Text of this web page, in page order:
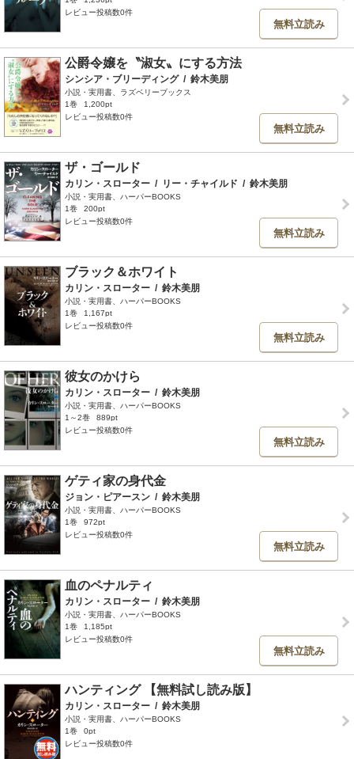
レビュー投稿数0件
無料立読み
公爵令嬢を〝淑女〟にする方法
シンシア・ブリーディング / 鈴木美朋
小説・実用書、ラズベリーブックス
1巻
1,200pt
レビュー投稿数0件
無料立読み
ザ・ゴールド
カリン・スローター / リー・チャイルド / 鈴木美朋
小説・実用書、ハーパーBOOKS
1巻
200pt
レビュー投稿数0件
無料立読み
ブラック＆ホワイト
カリン・スローター / 鈴木美朋
小説・実用書、ハーパーBOOKS
1巻
1,167pt
レビュー投稿数0件
無料立読み
彼女のかけら
カリン・スローター / 鈴木美朋
小説・実用書、ハーパーBOOKS
1～2巻
889pt
レビュー投稿数0件
無料立読み
ゲティ家の身代金
ジョン・ピアースン / 鈴木美朋
小説・実用書、ハーパーBOOKS
1巻
972pt
レビュー投稿数0件
無料立読み
血のペナルティ
カリン・スローター / 鈴木美朋
小説・実用書、ハーパーBOOKS
1巻
1,185pt
レビュー投稿数0件
無料立読み
ハンティング 【無料試し読み版】
カリン・スローター / 鈴木美朋
小説・実用書、ハーパーBOOKS
1巻
0pt
レビュー投稿数0件